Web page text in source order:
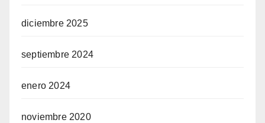
diciembre 2025
septiembre 2024
enero 2024
noviembre 2020